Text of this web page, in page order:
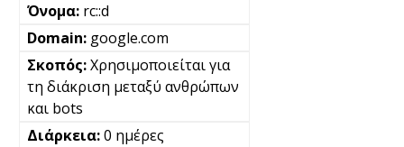
rc::d
google.com
Χρησιμοποιείται για
τη διάκριση μεταξύ ανθρώπων
και bots
0 ημέρες